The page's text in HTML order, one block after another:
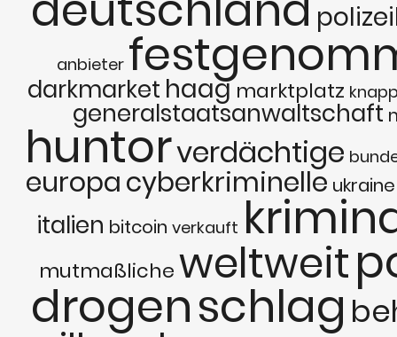
anbieter
darkmarket haag marktplatz
generalstaatsanwaltschaft
huntorverdächtige
europacyberkriminelle ukraine
italien bitcoin verkauft
mutmaßlicheweltweit
drogenschlag